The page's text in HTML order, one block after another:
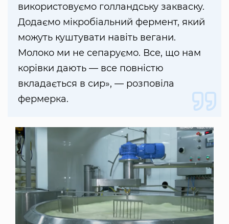
використовуємо голландську закваску.
Додаємо мікробіальний фермент, який
можуть куштувати навіть вегани.
Молоко ми не сепаруємо. Все, що нам
корівки дають — все повністю
вкладається в сир», — розповіла
фермерка.